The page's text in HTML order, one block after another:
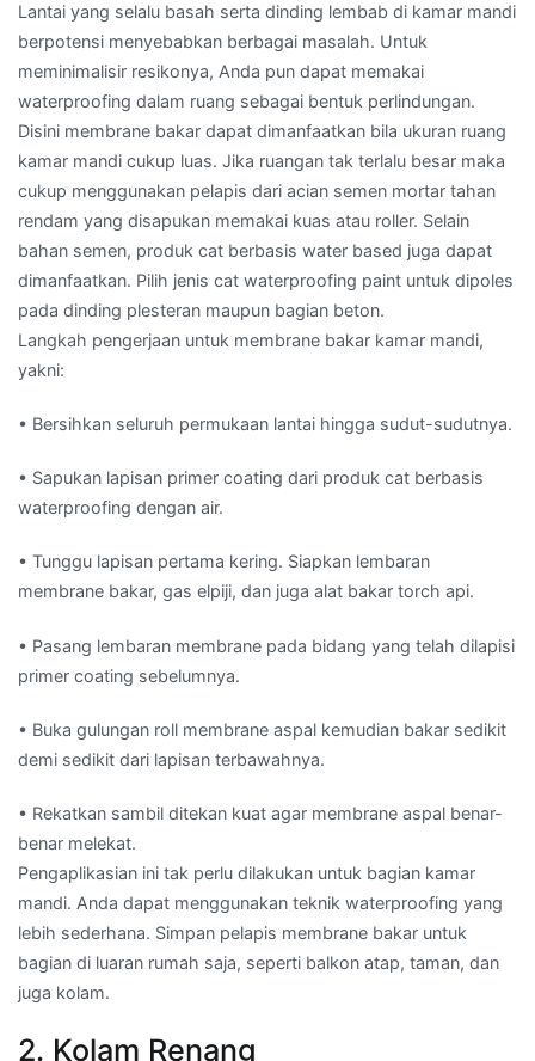
Lantai yang selalu basah serta dinding lembab di kamar mandi
berpotensi menyebabkan berbagai masalah. Untuk
meminimalisir resikonya, Anda pun dapat memakai
waterproofing dalam ruang sebagai bentuk perlindungan.
Disini membrane bakar dapat dimanfaatkan bila ukuran ruang
kamar mandi cukup luas. Jika ruangan tak terlalu besar maka
cukup menggunakan pelapis dari acian semen mortar tahan
rendam yang disapukan memakai kuas atau roller. Selain
bahan semen, produk cat berbasis water based juga dapat
dimanfaatkan. Pilih jenis cat waterproofing paint untuk dipoles
pada dinding plesteran maupun bagian beton.
Langkah pengerjaan untuk membrane bakar kamar mandi,
yakni:
• Bersihkan seluruh permukaan lantai hingga sudut-sudutnya.
• Sapukan lapisan primer coating dari produk cat berbasis
waterproofing dengan air.
• Tunggu lapisan pertama kering. Siapkan lembaran
membrane bakar, gas elpiji, dan juga alat bakar torch api.
• Pasang lembaran membrane pada bidang yang telah dilapisi
primer coating sebelumnya.
• Buka gulungan roll membrane aspal kemudian bakar sedikit
demi sedikit dari lapisan terbawahnya.
• Rekatkan sambil ditekan kuat agar membrane aspal benar-
benar melekat.
Pengaplikasian ini tak perlu dilakukan untuk bagian kamar
mandi. Anda dapat menggunakan teknik waterproofing yang
lebih sederhana. Simpan pelapis membrane bakar untuk
bagian di luaran rumah saja, seperti balkon atap, taman, dan
juga kolam.
2. Kolam Renang